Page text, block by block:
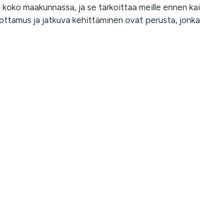
koko maakunnassa, ja se tarkoittaa meille ennen
ja jatkuva kehittäminen ovat perusta, jonka